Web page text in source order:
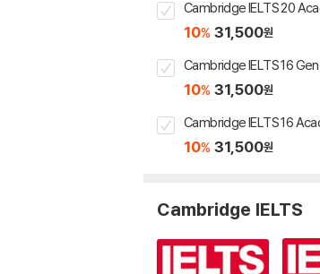
Cambridge IELTS 20
10% 31,500원
Cambridge IELTS 16
10% 31,500원
Cambridge IELTS 16
10% 31,500원
Cambridge IELTS